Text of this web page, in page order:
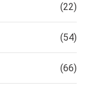
(22)
(54)
(66)